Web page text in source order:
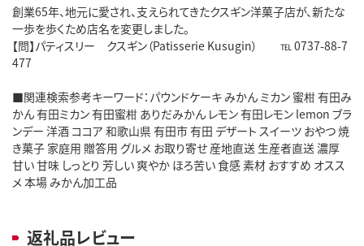
創業65年、地元に愛され、支えられてきたクスギン洋菓子店が、新たな
一歩を歩くため店名を変更しました。
【問】パティスリー クスギン（Patisserie Kusugin） ℡ 0737-88-7
477
■関連検索参考キーワード：パウンドケーキ みかん ミカン 蜜柑 有田み
かん 有田ミカン 有田蜜柑 ありだみかん レモン 有田レモン lemon ブラ
ンデー 洋酒 ココア 和歌山県 有田市 有田 デザート スイーツ おやつ 焼
き菓子 家庭用 贈答用 グルメ お取り寄せ 産地直送 生産者直送 濃厚
甘い 甘味 しっとり 芳しい 爽やか ほろ苦い 食感 素材 おすすめ オスス
メ 本場 みかん加工品
返礼品レビュー